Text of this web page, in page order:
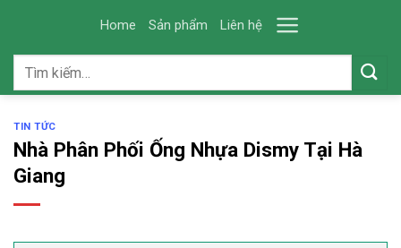
content
Home Sản phẩm Liên hệ
Tìm
TIN TỨC
Nhà Phân Phối Ống Nhựa Dismy Tại Hà
Giang